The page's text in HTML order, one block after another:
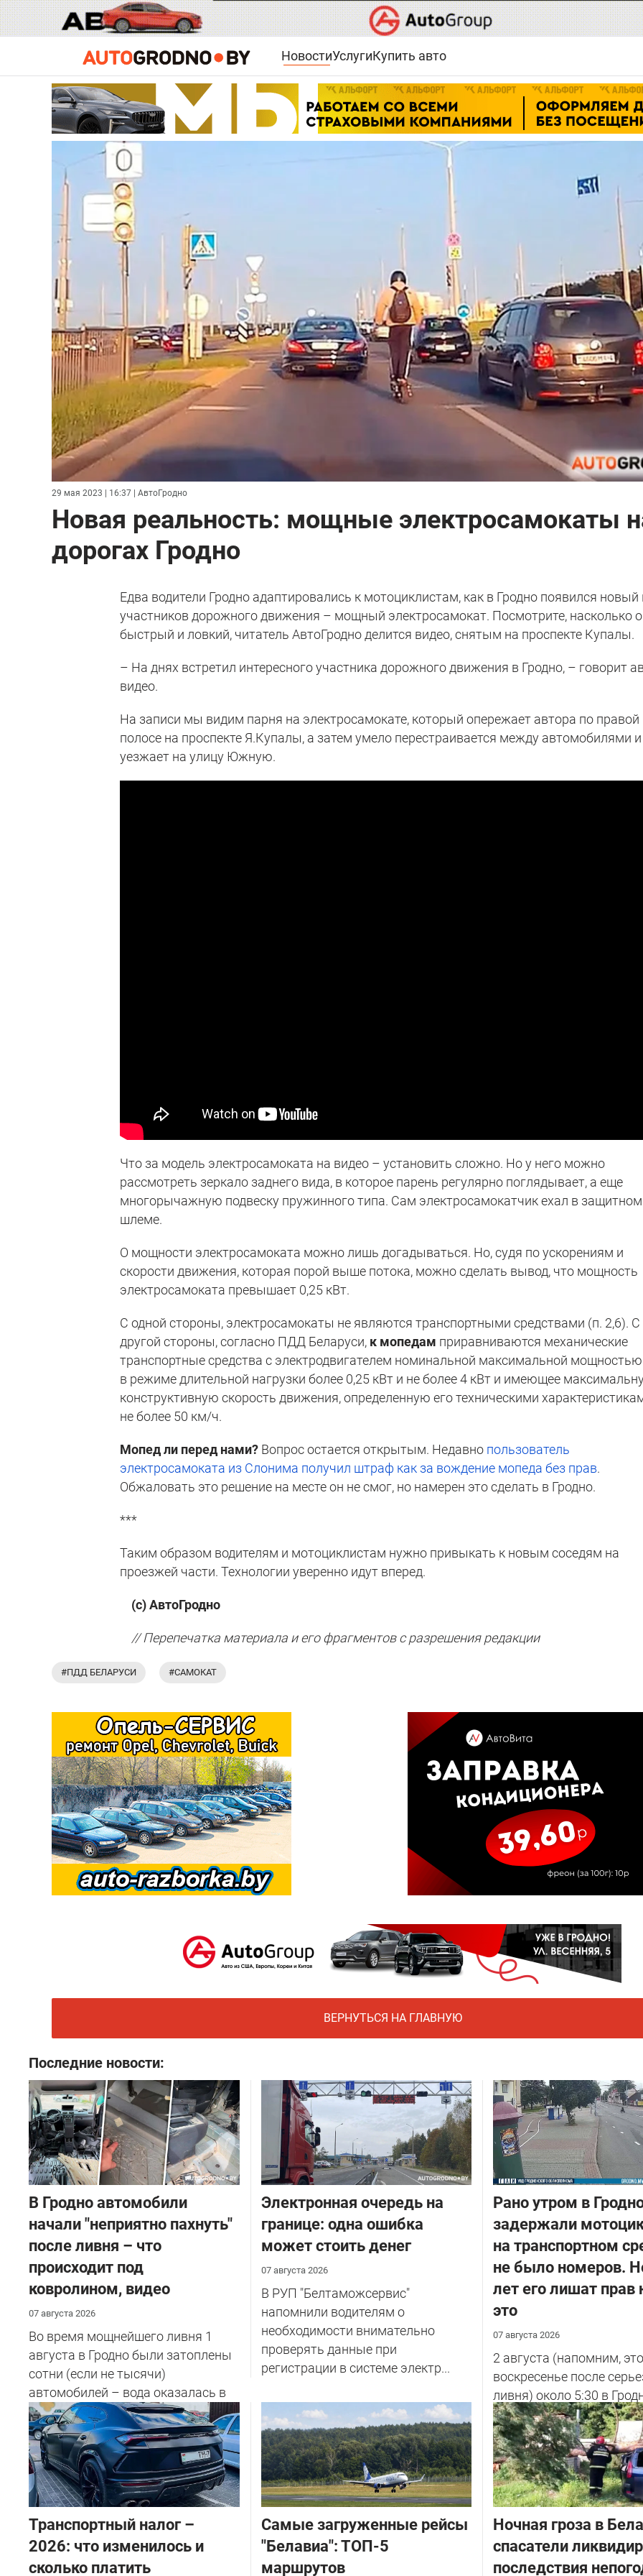
НовостиУслугиКупить авто
29 мая 2023 | 16:37 | АвтоГродно
Новая реальность: мощные электросамокаты
дорогах Гродно
Едва водители Гродно адаптировались к мотоциклистам, как в Гродно появился новый
участников дорожного движения – мощный электросамокат. Посмотрите, насколько
быстрый и ловкий, читатель АвтоГродно делится видео, снятым на проспекте Купалы.
– На днях встретил интересного участника дорожного движения в Гродно, – говорит
видео.
На записи мы видим парня на электросамокате, который опережает автора по правой
полосе на проспекте Я.Купалы, а затем умело перестраивается между автомобилями и
уезжает на улицу Южную.
Что за модель электросамоката на видео – установить сложно. Но у него можно
рассмотреть зеркало заднего вида, в которое парень регулярно поглядывает, а еще
многорычажную подвеску пружинного типа. Сам электросамокатчик ехал в защитном
шлеме.
О мощности электросамоката можно лишь догадываться. Но, судя по ускорениям и
скорости движения, которая порой выше потока, можно сделать вывод, что мощность
электросамоката превышает 0,25 кВт.
С одной стороны, электросамокаты не являются транспортными средствами (п. 2,6). С
другой стороны, согласно ПДД Беларуси, к мопедам приравниваются механические
транспортные средства с электродвигателем номинальной максимальной мощностью
в режиме длительной нагрузки более 0,25 кВт и не более 4 кВт и имеющее
конструктивную скорость движения, определенную его техническими
не более 50 км/ч.
Мопед ли перед нами? Вопрос остается открытым. Недавно пользователь
электросамоката из Слонима получил штраф как за вождение мопеда без прав.
Обжаловать это решение на месте он не смог, но намерен это сделать в Гродно.
***
Таким образом водителям и мотоциклистам нужно привыкать к новым соседям на
проезжей части. Технологии уверенно идут вперед.
(с) АвтоГродно
// Перепечатка материала и его фрагментов с разрешения редакции
#ПДД БЕЛАРУСИ #САМОКАТ
ВЕРНУТЬСЯ НА ГЛАВНУЮ
Последние новости:
В Гродно автомобили
начали "неприятно пахнуть"
после ливня – что
происходит под
ковролином, видео
07 августа 2026
Во время мощнейшего ливня 1
августа в Гродно были затоплены
сотни (если не тысячи)
автомобилей – вода оказалась в
салоне...
Электронная очередь на
границе: одна ошибка
может стоить денег
07 августа 2026
В РУП "Белтаможсервис"
напомнили водителям о
необходимости внимательно
проверять данные при
регистрации в системе электр...
Рано утром в
задержали
на транспортном
не было номеров.
лет его лишат прав
это
07 августа 2026
2 августа (напомним,
воскресенье после
ливня) около 5:30 в
улице Советских
у...
Транспортный налог –
2026: что изменилось и
сколько платить
Самые загруженные рейсы
"Белавиа": ТОП-5
маршрутов
Ночная гроза в
спасатели
последствия